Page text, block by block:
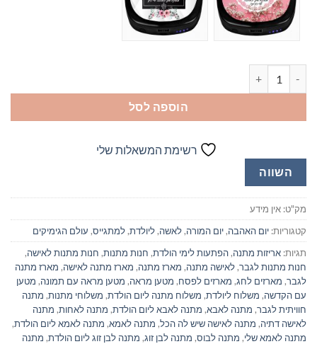
הוספה לסל
רשימת המשאלות שלי
השווה
מק"ט:אין מידע
קטגוריות:יום האהבה,יום המורה,לאשה,ליולדת,למתגייס,עולם הגימיקים
תגיות:אריזות מתנה,הפתעות לימי הולדת,חנות מתנות,חנות מתנות לאישה,
חנות מתנות לגבר,לאישה מתנה,מארז מתנה,מארז מתנה לאישה,מארז מתנה
לגבר,מארזים לחג,מארזים לפסח,מטען מראה,מטען מראה עם תמונה,מטען
עם הקדשה,משלוח ליולדת,משלוח מתנה ליום הולדת,משלוחי מתנות,מתנה
חוויתית לגבר,מתנה לאבא,מתנה לאבא ליום הולדת,מתנה לאחות,מתנה
לאישה דתיה,מתנה לאישה שיש לה הכל,מתנה לאמא,מתנה לאמא ליום הולדת,
מתנה לאמא שלי,מתנה לבוס,מתנה לבן זוג,מתנה לבן זוג ליום הולדת,מתנה